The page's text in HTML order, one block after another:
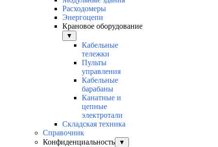
Расходомеры
Энергоцепи
Крановое оборудование
▼
Кабельные
тележки
Пульты
управления
Кабельные
барабаны
Канатные и
цепные
электротали
Складская техника
Справочник
Конфиденциальность
▼